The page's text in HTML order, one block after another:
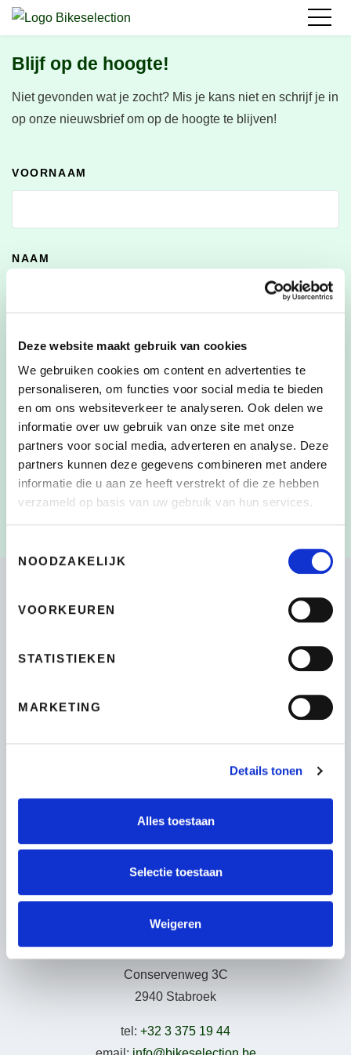
Deze website maakt gebruik van cookies
We gebruiken cookies om content en advertenties te
personaliseren, om functies voor social media te bieden
en om ons websiteverkeer te analyseren. Ook delen we
informatie over uw gebruik van onze site met onze
partners voor social media, adverteren en analyse. Deze
partners kunnen deze gegevens combineren met andere
informatie die u aan ze heeft verstrekt of die ze hebben
verzameld op basis van uw gebruik van hun services.
NOODZAKELIJK
VOORKEUREN
STATISTIEKEN
MARKETING
Details tonen
Alles toestaan
Selectie toestaan
Weigeren
Blijf op de hoogte!
Niet gevonden wat je zocht? Mis je kans niet en schrijf je in
op onze nieuwsbrief om op de hoogte te blijven!
VOORNAAM
NAAM
E-MAILADRES*
CONSENT *
Door dit vakje aan te vinken, heb ik de
verzameling en het gebruik van mijn persoonlijke
gegevens zoals beschreven in de
Privacyverklaringgelezen en begrepen*
Wie zijn wij
Leasing – Lease-a-Bike
Adresgegevens
Conservenweg 3C
2940 Stabroek
tel: +32 3 375 19 44